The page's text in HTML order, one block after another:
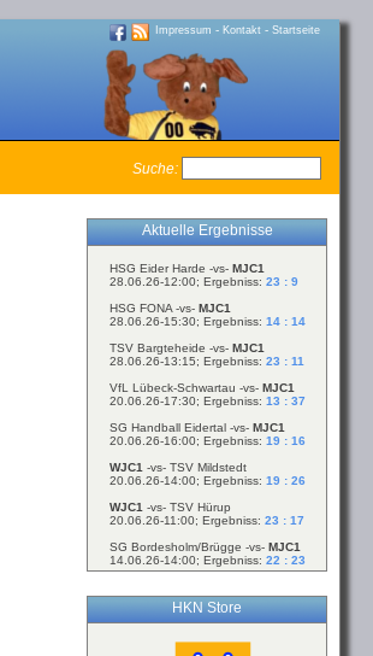
Impressum - Kontakt - Startseite
Suche:
Aktuelle Ergebnisse
HSG Eider Harde -vs- MJC1
28.06.26-12:00; Ergebniss: 23 : 9
HSG FONA -vs- MJC1
28.06.26-15:30; Ergebniss: 14 : 14
TSV Bargteheide -vs- MJC1
28.06.26-13:15; Ergebniss: 23 : 11
VfL Lübeck-Schwartau -vs- MJC1
20.06.26-17:30; Ergebniss: 13 : 37
SG Handball Eidertal -vs- MJC1
20.06.26-16:00; Ergebniss: 19 : 16
WJC1 -vs- TSV Mildstedt
20.06.26-14:00; Ergebniss: 19 : 26
WJC1 -vs- TSV Hürup
20.06.26-11:00; Ergebniss: 23 : 17
SG Bordesholm/Brügge -vs- MJC1
14.06.26-14:00; Ergebniss: 22 : 23
HKN Store